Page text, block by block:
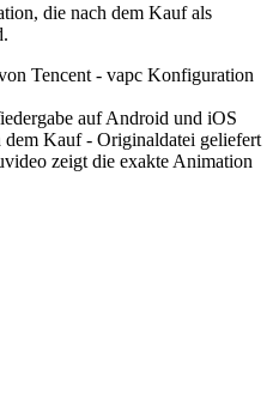
die nach dem Kauf als
Tencent - vapc Konfiguration
auf Android und iOS
Kauf - Originaldatei geliefert
zeigt die exakte Animation